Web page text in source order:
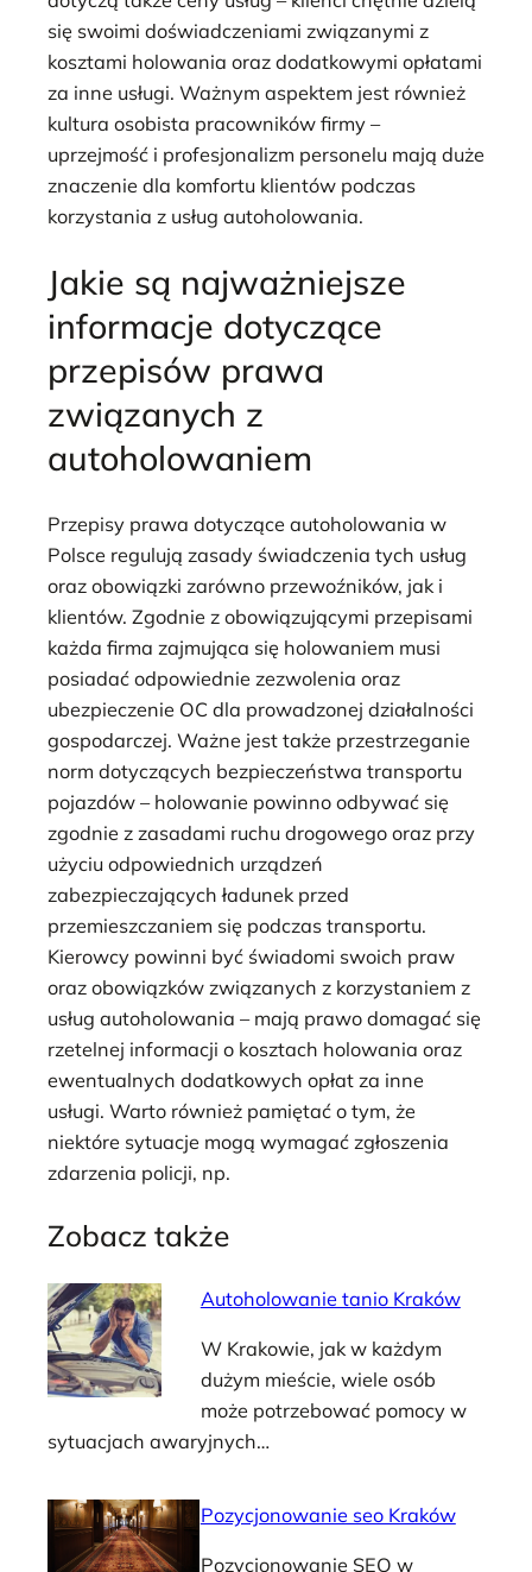
się swoimi doświadczeniami związanymi z
kosztami holowania oraz dodatkowymi opłatami
za inne usługi. Ważnym aspektem jest również
kultura osobista pracowników firmy –
uprzejmość i profesjonalizm personelu mają duże
znaczenie dla komfortu klientów podczas
korzystania z usług autoholowania.
Jakie są najważniejsze
informacje dotyczące
przepisów prawa
związanych z
autoholowaniem
Przepisy prawa dotyczące autoholowania w
Polsce regulują zasady świadczenia tych usług
oraz obowiązki zarówno przewoźników, jak i
klientów. Zgodnie z obowiązującymi przepisami
każda firma zajmująca się holowaniem musi
posiadać odpowiednie zezwolenia oraz
ubezpieczenie OC dla prowadzonej działalności
gospodarczej. Ważne jest także przestrzeganie
norm dotyczących bezpieczeństwa transportu
pojazdów – holowanie powinno odbywać się
zgodnie z zasadami ruchu drogowego oraz przy
użyciu odpowiednich urządzeń
zabezpieczających ładunek przed
przemieszczaniem się podczas transportu.
Kierowcy powinni być świadomi swoich praw
oraz obowiązków związanych z korzystaniem z
usług autoholowania – mają prawo domagać się
rzetelnej informacji o kosztach holowania oraz
ewentualnych dodatkowych opłat za inne
usługi. Warto również pamiętać o tym, że
niektóre sytuacje mogą wymagać zgłoszenia
zdarzenia policji, np.
Zobacz także
Autoholowanie tanio Kraków
W Krakowie, jak w każdym
dużym mieście, wiele osób
może potrzebować pomocy w
sytuacjach awaryjnych…
Pozycjonowanie seo Kraków
Pozycjonowanie SEO w